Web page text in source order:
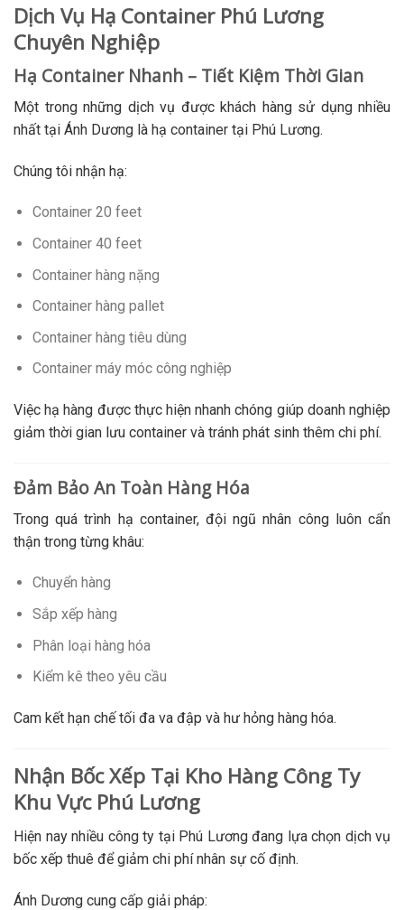
Dịch Vụ Hạ Container Phú Lương
Chuyên Nghiệp
Hạ Container Nhanh – Tiết Kiệm Thời Gian
Một trong những dịch vụ được khách hàng sử dụng nhiều
nhất tại Ánh Dương là hạ container tại Phú Lương.
Chúng tôi nhận hạ:
Container 20 feet
Container 40 feet
Container hàng nặng
Container hàng pallet
Container hàng tiêu dùng
Container máy móc công nghiệp
Việc hạ hàng được thực hiện nhanh chóng giúp doanh nghiệp
giảm thời gian lưu container và tránh phát sinh thêm chi phí.
Đảm Bảo An Toàn Hàng Hóa
Trong quá trình hạ container, đội ngũ nhân công luôn cẩn
thận trong từng khâu:
Chuyển hàng
Sắp xếp hàng
Phân loại hàng hóa
Kiểm kê theo yêu cầu
Cam kết hạn chế tối đa va đập và hư hỏng hàng hóa.
Nhận Bốc Xếp Tại Kho Hàng Công Ty
Khu Vực Phú Lương
Hiện nay nhiều công ty tại Phú Lương đang lựa chọn dịch vụ
bốc xếp thuê để giảm chi phí nhân sự cố định.
Ánh Dương cung cấp giải pháp: